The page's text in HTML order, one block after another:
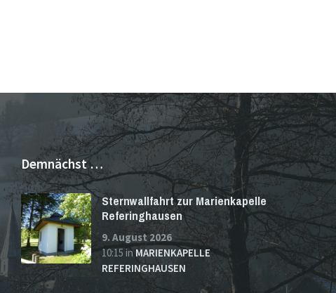
Demnächst …
Sternwallfahrt zur Marienkapelle
Referinghausen
9. August 2026
10:15inMARIENKAPELLE
REFERINGHAUSEN